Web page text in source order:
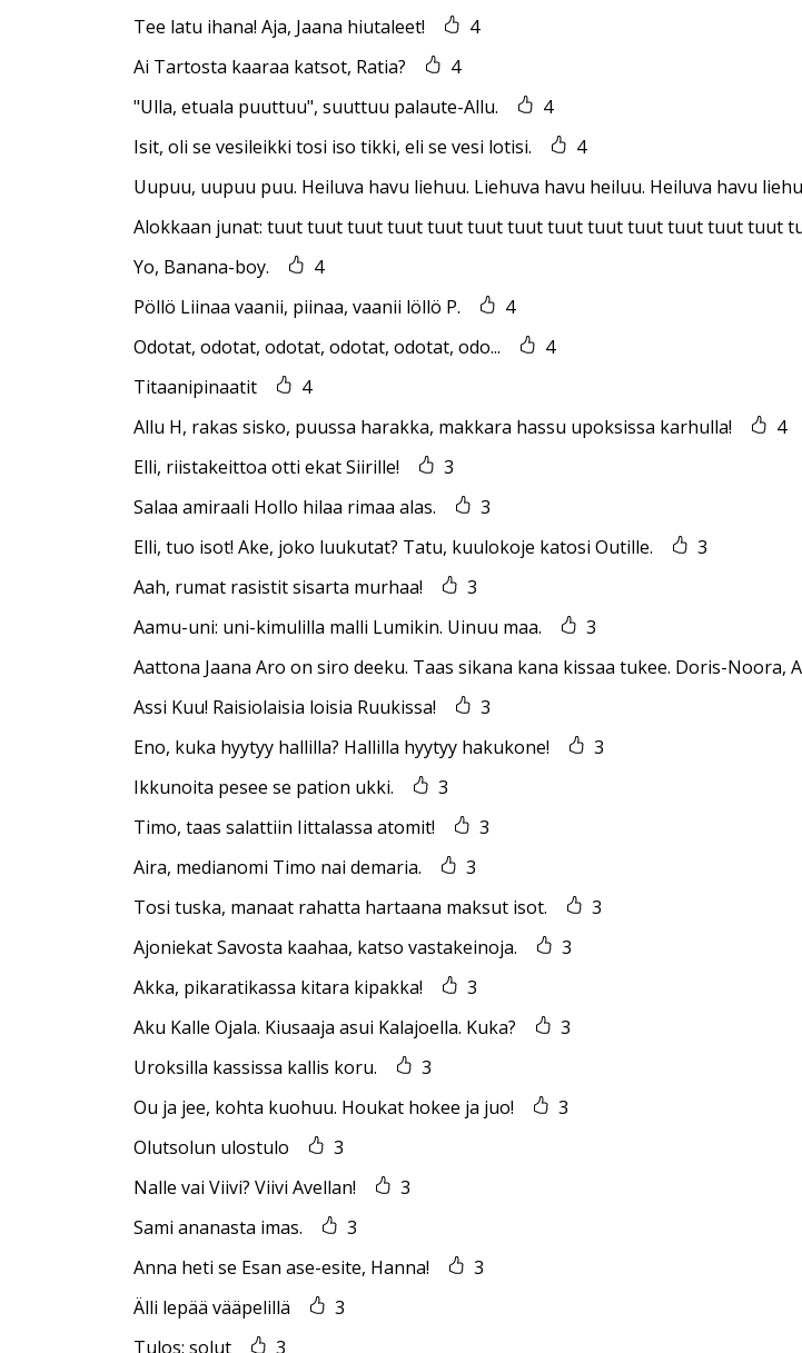
Tee latu ihana! Aja, Jaana hiutaleet!
4
Ai Tartosta kaaraa katsot, Ratia?
4
"Ulla, etuala puuttuu", suuttuu palaute-Allu.
4
Isit, oli se vesileikki tosi iso tikki, eli se vesi lotisi.
4
Uupuu, uupuu puu. Heiluva havu liehuu. Liehuva havu heiluu. Heiluva havu
Alokkaan junat: tuut tuut tuut tuut tuut tuut tuut tuut tuut tuut tuut tuut tuut
Yo, Banana-boy.
4
Pöllö Liinaa vaanii, piinaa, vaanii löllö P.
4
Odotat, odotat, odotat, odotat, odotat, odo...
4
Titaanipinaatit
4
Allu H, rakas sisko, puussa harakka, makkara hassu upoksissa karhulla!
4
Elli, riistakeittoa otti ekat Siirille!
3
Salaa amiraali Hollo hilaa rimaa alas.
3
Elli, tuo isot! Ake, joko luukutat? Tatu, kuulokoje katosi Outille.
3
Aah, rumat rasistit sisarta murhaa!
3
Aamu-uni: uni-kimulilla malli Lumikin. Uinuu maa.
3
Aattona Jaana Aro on siro deeku. Taas sikana kana kissaa tukee. Doris-Noora,
Assi Kuu! Raisiolaisia loisia Ruukissa!
3
Eno, kuka hyytyy hallilla? Hallilla hyytyy hakukone!
3
Ikkunoita pesee se pation ukki.
3
Timo, taas salattiin Iittalassa atomit!
3
Aira, medianomi Timo nai demaria.
3
Tosi tuska, manaat rahatta hartaana maksut isot.
3
Ajoniekat Savosta kaahaa, katso vastakeinoja.
3
Akka, pikaratikassa kitara kipakka!
3
Aku Kalle Ojala. Kiusaaja asui Kalajoella. Kuka?
3
Uroksilla kassissa kallis koru.
3
Ou ja jee, kohta kuohuu. Houkat hokee ja juo!
3
Olutsolun ulostulo
3
Nalle vai Viivi? Viivi Avellan!
3
Sami ananasta imas.
3
Anna heti se Esan ase-esite, Hanna!
3
Älli lepää vääpelillä
3
Tulos: solut
3